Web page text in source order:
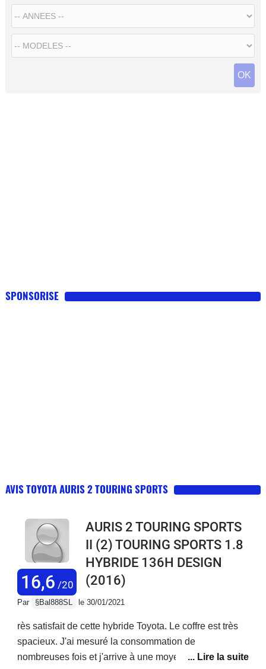
SPONSORISE
AVIS TOYOTA AURIS 2 TOURING SPORTS
16,6 /20
AURIS 2 TOURING SPORTS
II (2) TOURING SPORTS 1.8
HYBRIDE 136H DESIGN
(2016)
Par §Bal888SL le 30/01/2021
rès satisfait de cette hybride Toyota. Le coffre est très
spacieux. J'ai mesuré la consommation de
nombreuses fois et j'arrive à une moyenne de 5.3